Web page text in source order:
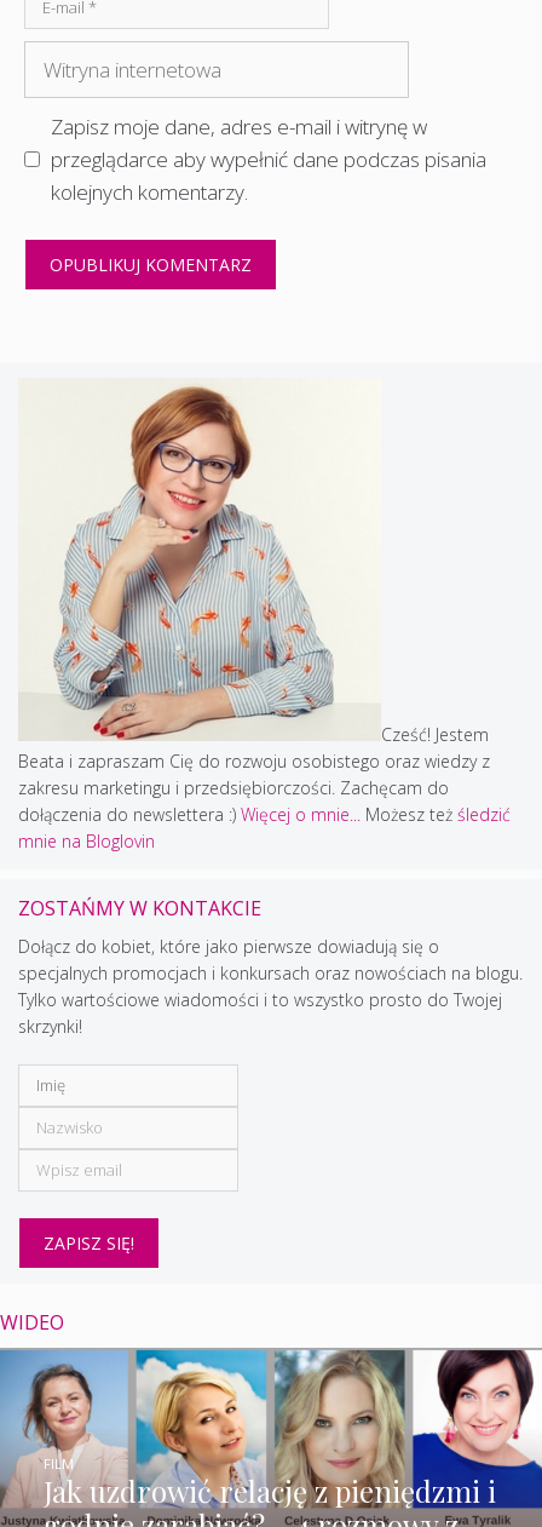
mail
internetowa
Zapisz moje dane, adres e-mail i witrynę w
przeglądarce aby wypełnić dane podczas pisania
kolejnych komentarzy.
Cześć! Jestem
Beata i zapraszam Cię do rozwoju osobistego oraz wiedzy z
zakresu marketingu i przedsiębiorczości. Zachęcam do
dołączenia do newslettera :) Więcej o mnie... Możesz też śledzić
mnie na Bloglovin
ZOSTAŃMY W KONTAKCIE
Dołącz do kobiet, które jako pierwsze dowiadują się o
specjalnych promocjach i konkursach oraz nowościach na blogu.
Tylko wartościowe wiadomości i to wszystko prosto do Twojej
skrzynki!
WIDEO
Jak uzdrowić relację z pieniędzmi i
FILM